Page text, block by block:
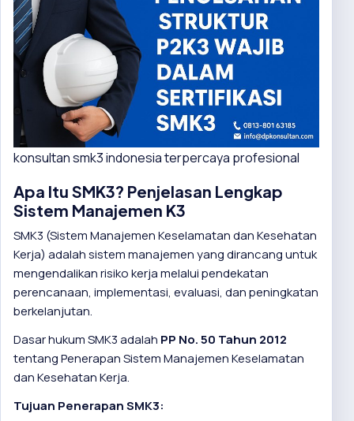
konsultan smk3 indonesia terpercaya profesional
Apa Itu SMK3? Penjelasan Lengkap
Sistem Manajemen K3
SMK3 (Sistem Manajemen Keselamatan dan Kesehatan
Kerja) adalah sistem manajemen yang dirancang untuk
mengendalikan risiko kerja melalui pendekatan
perencanaan, implementasi, evaluasi, dan peningkatan
berkelanjutan.
Dasar hukum SMK3 adalah PP No. 50 Tahun 2012
tentang Penerapan Sistem Manajemen Keselamatan
dan Kesehatan Kerja.
Tujuan Penerapan SMK3: